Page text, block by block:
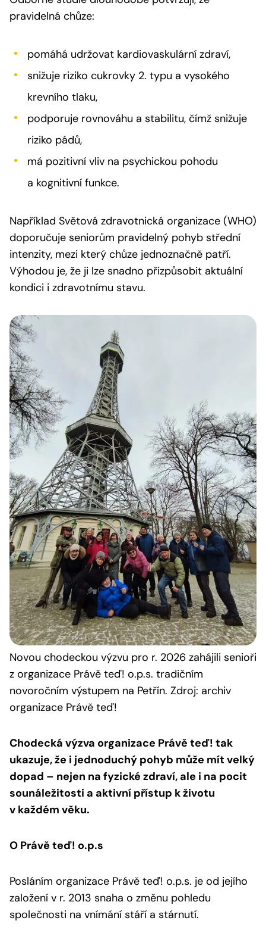
pravidelná chůze:
pomáhá udržovat kardiovaskulární zdraví,
snižuje riziko cukrovky 2. typu a vysokého
krevního tlaku,
podporuje rovnováhu a stabilitu, čímž snižuje
riziko pádů,
má pozitivní vliv na psychickou pohodu
a kognitivní funkce.
Například Světová zdravotnická organizace (WHO)
doporučuje seniorům pravidelný pohyb střední
intenzity, mezi který chůze jednoznačně patří.
Výhodou je, že ji lze snadno přizpůsobit aktuální
kondici i zdravotnímu stavu.
Novou chodeckou výzvu pro r. 2026 zahájili senioři
z organizace Právě teď! o.p.s. tradičním
novoročním výstupem na Petřín. Zdroj: archiv
organizace Právě teď!
Chodecká výzva organizace Právě teď! tak
ukazuje, že i jednoduchý pohyb může mít velký
dopad – nejen na fyzické zdraví, ale i na pocit
sounáležitosti a aktivní přístup k životu
v každém věku.
O Právě teď! o.p.s
Posláním organizace Právě teď! o.p.s. je od jejího
založení v r. 2013 snaha o změnu pohledu
společnosti na vnímání stáří a stárnutí.